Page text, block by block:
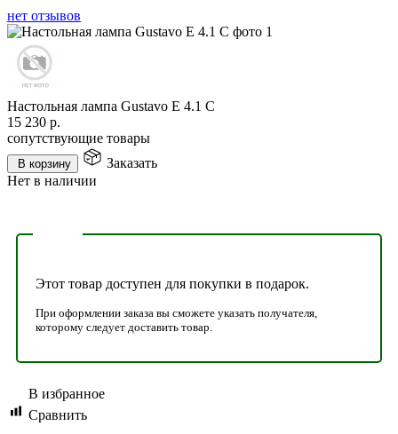
нет отзывов
Настольная лампа Gustavo E 4.1 C
15 230 р.
сопутствующие товары
В корзину
Заказать
Нет в наличии
Этот товар доступен для покупки в подарок.
При оформлении заказа вы сможете указать получателя,
которому следует доставить товар.
В избранное
Сравнить